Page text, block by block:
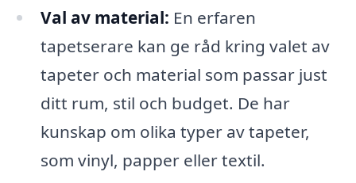
Val av material: En erfaren
tapetserare kan ge råd kring valet av
tapeter och material som passar just
ditt rum, stil och budget. De har
kunskap om olika typer av tapeter,
som vinyl, papper eller textil.